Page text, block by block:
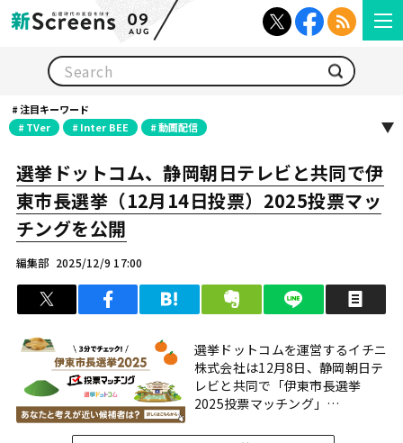
09
AUG
注目キーワード
TVer
Inter BEE 動画配信
選挙ドットコム、静岡朝日テレビと共同で伊
東市長選挙（12月14日投票）2025投票マッ
チングを公開
編集部 2025/12/9 17:00
ツイート シェア はてブ クリップ LINEで送る
選挙ドットコムを運営するイチニ
株式会社は12月8日、静岡朝日テ
レビと共同で「伊東市長選挙
2025投票マッチング」
をオープンした。 「伊東市長選挙